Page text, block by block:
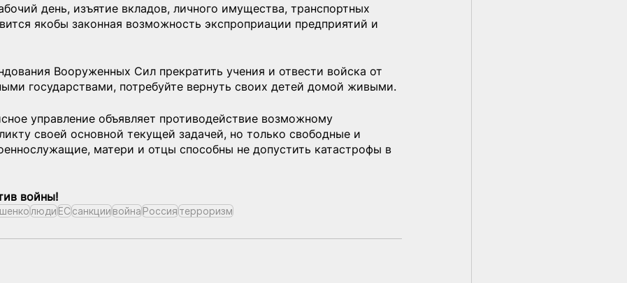
день, изъятие вкладов, личного имущества, транспортных
якобы законная возможность экспроприации предприятий и
Вооруженных Сил прекратить учения и отвести войска от
государствами, потребуйте вернуть своих детей домой живыми.
управление объявляет противодействие возможному
своей основной текущей задачей, но только свободные и
матери и отцы способны не допустить катастрофы в
войны!
людиЕСсанкциивойнаРоссиятерроризм